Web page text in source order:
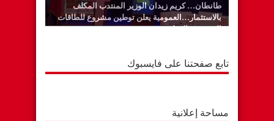
طانطان… كريم زيدان الوزير المنتدب المكلف
بالاستثمار…العمومية يعلن توطين مشروع للطاقات
المتجددة بالوطية
تابع صفحتنا على فايسبوك
مساحة إعلانية